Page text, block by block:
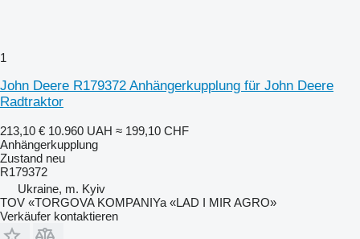
1
John Deere R179372 Anhängerkupplung für John Deere
Radtraktor
213,10 € 10.960 UAH ≈ 199,10 CHF
Anhängerkupplung
Zustand neu
R179372
Ukraine, m. Kyiv
TOV «TORGOVA KOMPANIYa «LAD I MIR AGRO»
Verkäufer kontaktieren